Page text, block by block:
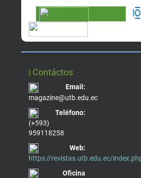
| Contáctos
Email:
magazine@utb.edu.ec
Teléfono:
(+593)
959118258
Web:
https://revistas.utb.edu.ec/
Oficina